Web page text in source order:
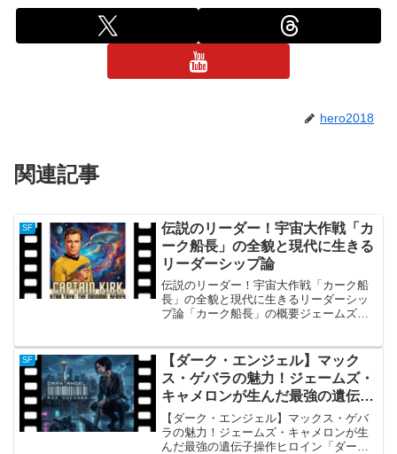
hero2018
関連記事
SF
伝説のリーダー！宇宙大作戦「カ
ーク船長」の全貌と現代に生きる
リーダーシップ論
伝説のリーダー！宇宙大作戦「カーク船
長」の全貌と現代に生きるリーダーシッ
プ論「カーク船長」の概要ジェームズ・
題：Star Trek）』の主人公であり、惑星
連邦宇宙艦隊...
SF
【ダーク・エンジェル】マック
ス・ゲバラの魅力！ジェームズ・
キャメロンが生んだ最強の遺伝子
操作ヒロイン
【ダーク・エンジェル】マックス・ゲバ
ラの魅力！ジェームズ・キャメロンが生
んだ最強の遺伝子操作ヒロイン「ダー